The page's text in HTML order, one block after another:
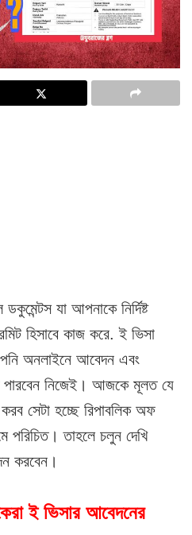
যা আপনাকে নির্দিষ্ট
হিসাবে কাজ করে. ই ভিসা
অনলাইনে আবেদন এবং
পারবেন নিজেই। আজকে মূলত যে
সেটা হচ্ছে রিপাবলিক অফ
পরিচিত। তাহলে চলুন দেখি
করবেন।
ই ভিসার আবেদনের